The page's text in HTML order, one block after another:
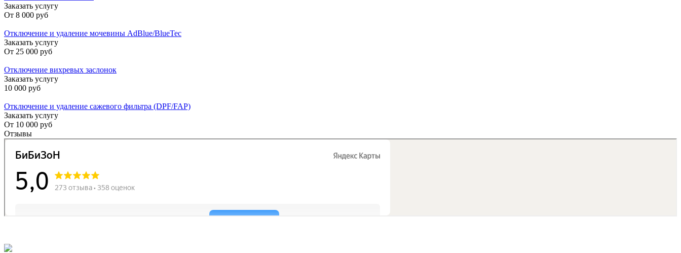
Заказать услугу
От 8 000 руб
Отключение и удаление мочевины AdBlue/BlueTec
Заказать услугу
От 25 000 руб
Отключение вихревых заслонок
Заказать услугу
10 000 руб
Отключение и удаление сажевого фильтра (DPF/FAP)
Заказать услугу
От 10 000 руб
Отзывы